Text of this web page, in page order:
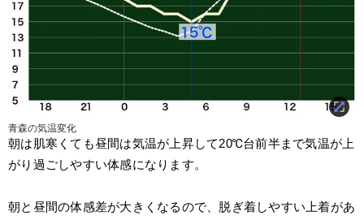
青森の気温変化
朝は肌寒くても昼間は気温が上昇して20℃台前半まで気温が上
がり過ごしやすい体感になります。
朝と昼間の体感差が大きくなるので、脱ぎ着しやすい上着があ